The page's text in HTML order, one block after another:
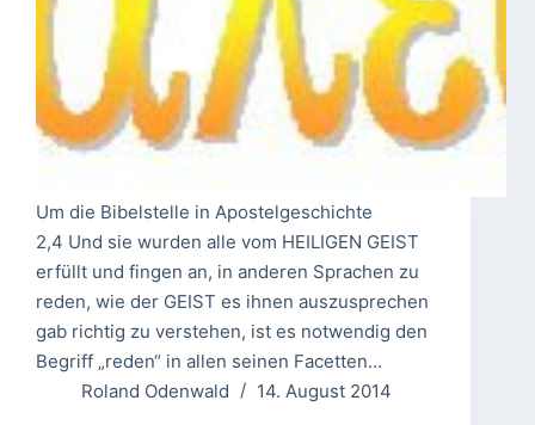
Um die Bibelstelle in Apostelgeschichte
2,4 Und sie wurden alle vom HEILIGEN GEIST
erfüllt und fingen an, in anderen Sprachen zu
reden, wie der GEIST es ihnen auszusprechen
gab richtig zu verstehen, ist es notwendig den
Begriff „reden“ in allen seinen Facetten…
Roland Odenwald
14. August 2014